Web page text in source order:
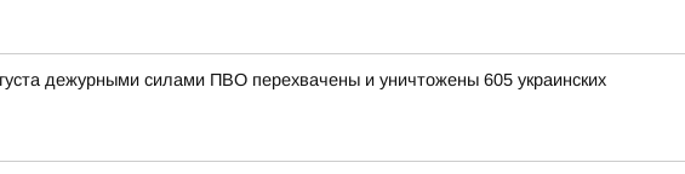
дежурными силами ПВО перехвачены и уничтожены 605 украинских